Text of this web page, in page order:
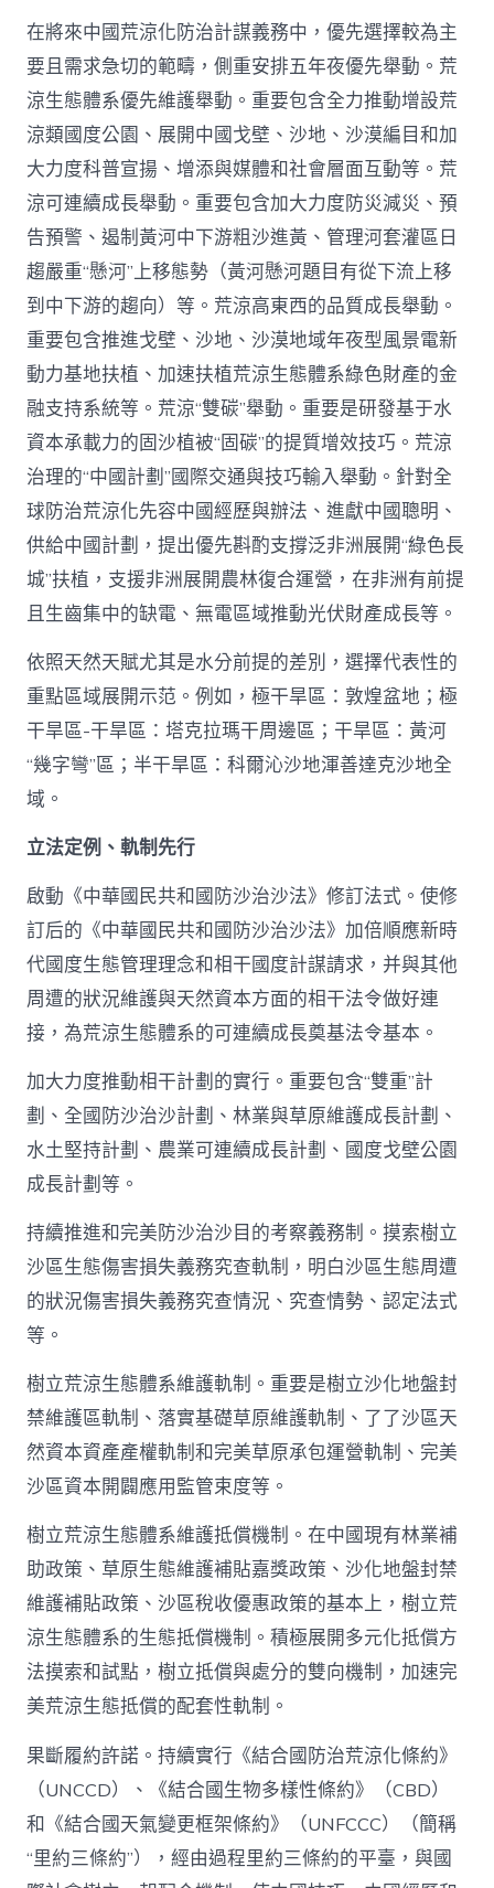
在將來中國荒涼化防治計謀義務中，優先選擇較為主
要且需求急切的範疇，側重安排五年夜優先舉動。荒
涼生態體系優先維護舉動。重要包含全力推動增設荒
涼類國度公園、展開中國戈壁、沙地、沙漠編目和加
大力度科普宣揚、增添與媒體和社會層面互動等。荒
涼可連續成長舉動。重要包含加大力度防災減災、預
告預警、遏制黃河中下游粗沙進黃、管理河套灌區日
趨嚴重“懸河”上移態勢（黃河懸河題目有從下流上移
到中下游的趨向）等。荒涼高東西的品質成長舉動。
重要包含推進戈壁、沙地、沙漠地域年夜型風景電新
動力基地扶植、加速扶植荒涼生態體系綠色財產的金
融支持系統等。荒涼“雙碳”舉動。重要是研發基于水
資本承載力的固沙植被“固碳”的提質增效技巧。荒涼
治理的“中國計劃”國際交通與技巧輸入舉動。針對全
球防治荒涼化先容中國經歷與辦法、進獻中國聰明、
供給中國計劃，提出優先斟酌支撐泛非洲展開“綠色長
城”扶植，支援非洲展開農林復合運營，在非洲有前提
且生齒集中的缺電、無電區域推動光伏財產成長等。
依照天然天賦尤其是水分前提的差別，選擇代表性的
重點區域展開示范。例如，極干旱區：敦煌盆地；極
干旱區-干旱區：塔克拉瑪干周邊區；干旱區：黃河
“幾字彎”區；半干旱區：科爾沁沙地渾善達克沙地全
域。
立法定例、軌制先行
啟動《中華國民共和國防沙治沙法》修訂法式。使修
訂后的《中華國民共和國防沙治沙法》加倍順應新時
代國度生態管理理念和相干國度計謀請求，并與其他
周遭的狀況維護與天然資本方面的相干法令做好連
接，為荒涼生態體系的可連續成長奠基法令基本。
加大力度推動相干計劃的實行。重要包含“雙重”計
劃、全國防沙治沙計劃、林業與草原維護成長計劃、
水土堅持計劃、農業可連續成長計劃、國度戈壁公園
成長計劃等。
持續推進和完美防沙治沙目的考察義務制。摸索樹立
沙區生態傷害損失義務究查軌制，明白沙區生態周遭
的狀況傷害損失義務究查情況、究查情勢、認定法式
等。
樹立荒涼生態體系維護軌制。重要是樹立沙化地盤封
禁維護區軌制、落實基礎草原維護軌制、了了沙區天
然資本資產產權軌制和完美草原承包運營軌制、完美
沙區資本開闢應用監管束度等。
樹立荒涼生態體系維護抵償機制。在中國現有林業補
助政策、草原生態維護補貼嘉獎政策、沙化地盤封禁
維護補貼政策、沙區稅收優惠政策的基本上，樹立荒
涼生態體系的生態抵償機制。積極展開多元化抵償方
法摸索和試點，樹立抵償與處分的雙向機制，加速完
美荒涼生態抵償的配套性軌制。
果斷履約許諾。持續實行《結合國防治荒涼化條約》
（UNCCD）、《結合國生物多樣性條約》（CBD）
和《結合國天氣變更框架條約》（UNFCCC）（簡稱
“里約三條約”），經由過程里約三條約的平臺，與國